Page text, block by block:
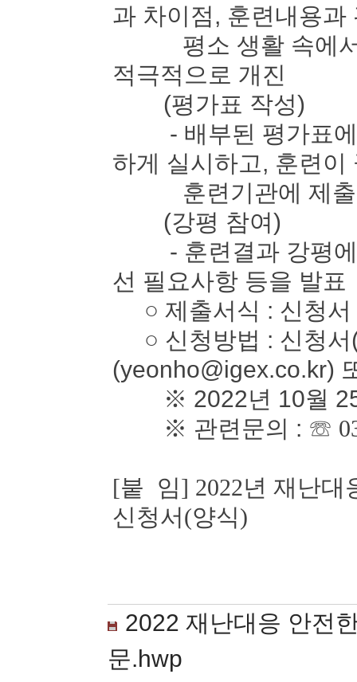
과 차이점, 훈련내용과
평소 생활 속에서
적극적으로 개진
(평가표 작성)
- 배부된 평가표에
하게 실시하고, 훈련이
훈련기관에 제출
(강평 참여)
- 훈련결과 강평에
선 필요사항 등을 발표
○ 제출서식 : 신청서
○ 신청방법 : 신청서
(yeonho@igex.co.kr)
※ 2022년 10월 25
※ 관련문의 : ☏
[붙 임] 2022년 재난대
신청서(양식)
2022 재난대응 안전
문.hwp